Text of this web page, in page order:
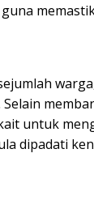
untuk
dipadati